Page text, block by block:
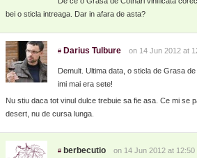
bei o sticla intreaga. Dar in afara de asta?
# Darius Tulbure on 14 Jun 2012 at
Demult. Ultima data, o sticla de Grasa
imi mai era sete!
Nu stiu daca tot vinul dulce trebuie sa fie asa. Ce mi se
desert, nu de cursa lunga.
# berbecutio on 14 Jun 2012 at 12:50